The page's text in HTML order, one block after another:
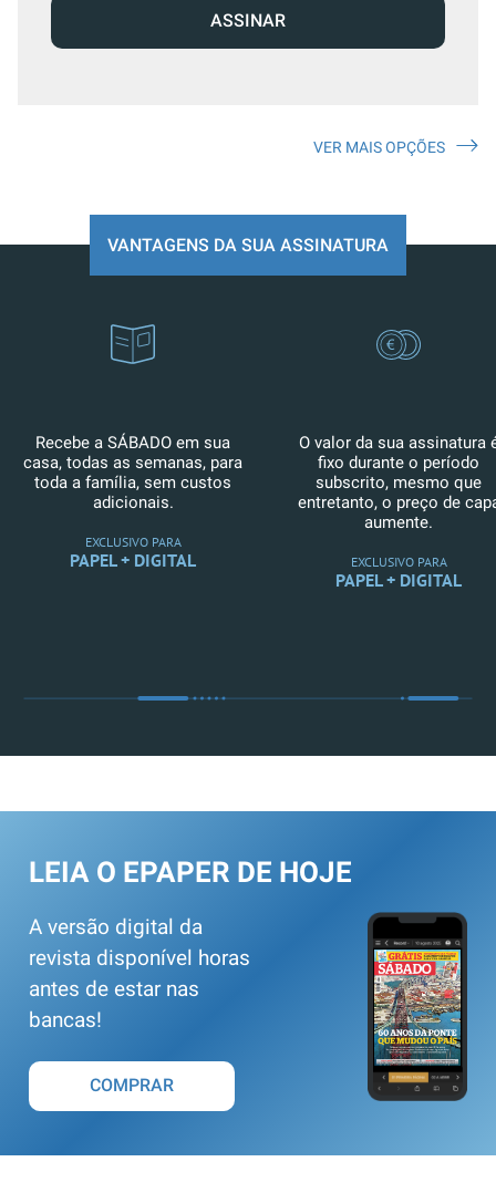
ASSINAR
VER MAIS OPÇÕES
VANTAGENS DA SUA ASSINATURA
Recebe a SÁBADO em sua
casa, todas as semanas, para
toda a família, sem custos
adicionais.
EXCLUSIVO PARA
PAPEL + DIGITAL
O valor da sua assinatura
fixo durante o período
subscrito, mesmo que
entretanto, o preço de
aumente.
EXCLUSIVO PARA
PAPEL + DIGITAL
LEIA O EPAPER DE HOJE
A versão digital da
revista disponível horas
antes de estar nas
bancas!
COMPRAR